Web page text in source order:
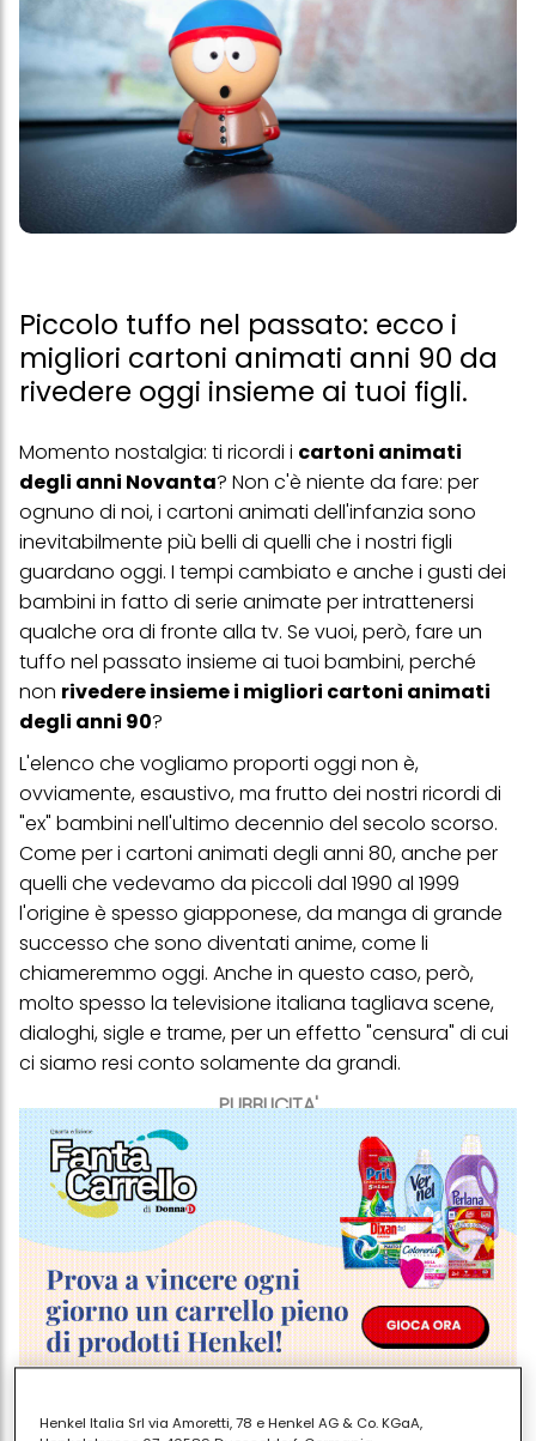
Piccolo tuffo nel passato: ecco i
migliori cartoni animati anni 90 da
rivedere oggi insieme ai tuoi figli.
PUBBLICITA'
Momento nostalgia: ti ricordi i cartoni animati
degli anni Novanta? Non c'è niente da fare: per
ognuno di noi, i cartoni animati dell'infanzia sono
inevitabilmente più belli di quelli che i nostri figli
guardano oggi. I tempi cambiato e anche i gusti dei
bambini in fatto di serie animate per intrattenersi
qualche ora di fronte alla tv. Se vuoi, però, fare un
tuffo nel passato insieme ai tuoi bambini, perché
non rivedere insieme i migliori cartoni animati
degli anni 90?
L'elenco che vogliamo proporti oggi non è,
ovviamente, esaustivo, ma frutto dei nostri ricordi di
"ex" bambini nell'ultimo decennio del secolo scorso.
Come per i cartoni animati degli anni 80, anche per
quelli che vedevamo da piccoli dal 1990 al 1999
l'origine è spesso giapponese, da manga di grande
successo che sono diventati anime, come li
chiameremmo oggi. Anche in questo caso, però,
molto spesso la televisione italiana tagliava scene,
dialoghi, sigle e trame, per un effetto "censura" di cui
ci siamo resi conto solamente da grandi.
Ecco, allora, i nostri cartoni preferiti negli anni 90:
Henkel Italia Srl via Amoretti, 78 e Henkel AG & Co. KGaA,